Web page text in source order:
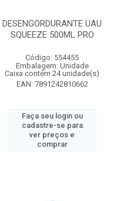
DESENGORDURANTE UAU
SQUEEZE 500ML PRO
Código: 554455
Embalagem: Unidade
Caixa contém 24 unidade(s)
EAN: 7891242810662
Faça seu login ou
cadastre-se para
ver preços e
comprar